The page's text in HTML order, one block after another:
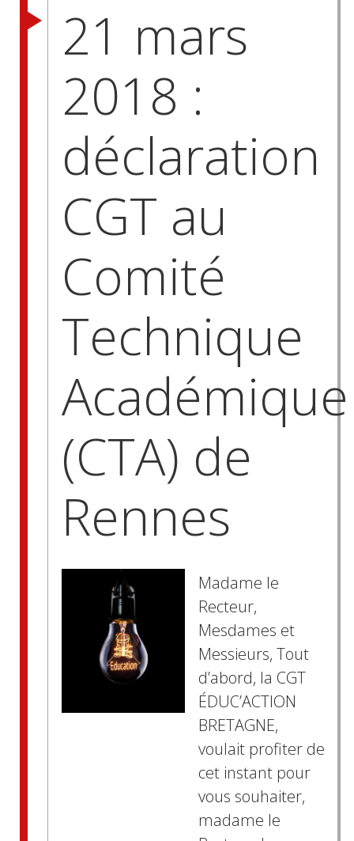
21 mars
2018 :
déclaration
CGT au
Comité
Technique
Académique
(CTA) de
Rennes
Madame le
Recteur,
Mesdames et
Messieurs, Tout
d’abord, la CGT
ÉDUC’ACTION
BRETAGNE,
voulait profiter de
cet instant pour
vous souhaiter,
madame le